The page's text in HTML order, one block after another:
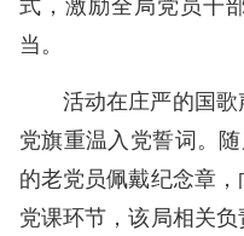
当。
活动在庄严的国
党旗重温入党誓词。
的老党员佩戴纪念章
党课环节，该局相关